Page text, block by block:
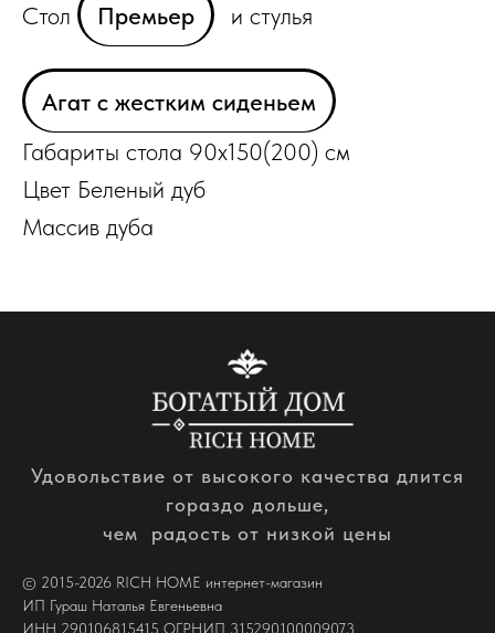
Стол Премьер и стулья
Агат с жестким сиденьем
Габариты стола 90х150(200) см
Цвет Беленый дуб
Массив дуба
Удовольствие от высокого качества длится
гораздо дольше,
чем радость от низкой цены
© 2015-2026 RICH HOME интернет-магазин
ИП Гураш Наталья Евгеньевна
ИНН 290106815415 ОГРНИП 315290100009073